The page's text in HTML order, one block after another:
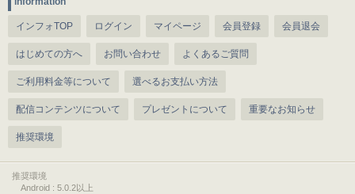
インフォTOP ログイン マイページ 会員登録 会員退会
はじめての方へ お問い合わせ よくあるご質問
ご利用料金等について 選べるお支払い方法
配信コンテンツについて プレゼントについて 重要なお知らせ
推奨環境
推奨環境
Android : 5.0.2以上